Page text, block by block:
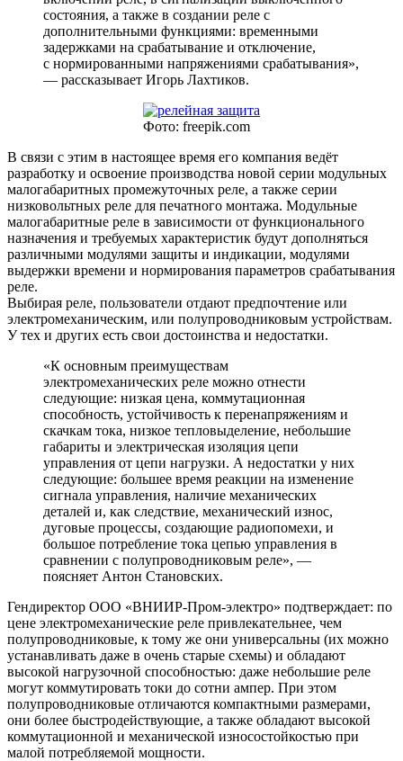
состояния, а также в создании реле с
дополнительными функциями: временными
задержками на срабатывание и отключение,
с нормированными напряжениями срабатывания»,
— рассказывает Игорь Лахтиков.
Фото: freepik.com
В связи с этим в настоящее время его компания ведёт
разработку и освоение производства новой серии модульных
малогабаритных промежуточных реле, а также серии
низковольтных реле для печатного монтажа. Модульные
малогабаритные реле в зависимости от функционального
назначения и требуемых характеристик будут дополняться
различными модулями защиты и индикации, модулями
выдержки времени и нормирования параметров срабатывания
реле.
Выбирая реле, пользователи отдают предпочтение или
электромеханическим, или полупроводниковым устройствам.
У тех и других есть свои достоинства и недостатки.
«К основным преимуществам
электромеханических реле можно отнести
следующие: низкая цена, коммутационная
способность, устойчивость к перенапряжениям и
скачкам тока, низкое тепловыделение, небольшие
габариты и электрическая изоляция цепи
управления от цепи нагрузки. А недостатки у них
следующие: большее время реакции на изменение
сигнала управления, наличие механических
деталей и, как следствие, механический износ,
дуговые процессы, создающие радиопомехи, и
большое потребление тока цепью управления в
сравнении с полупроводниковым реле», —
поясняет Антон Становских.
Гендиректор ООО «ВНИИР-Пром-электро» подтверждает: по
цене электромеханические реле привлекательнее, чем
полупроводниковые, к тому же они универсальны (их можно
устанавливать даже в очень старые схемы) и обладают
высокой нагрузочной способностью: даже небольшие реле
могут коммутировать токи до сотни ампер. При этом
полупроводниковые отличаются компактными размерами,
они более быстродействующие, а также обладают высокой
коммутационной и механической износостойкостью при
малой потребляемой мощности.